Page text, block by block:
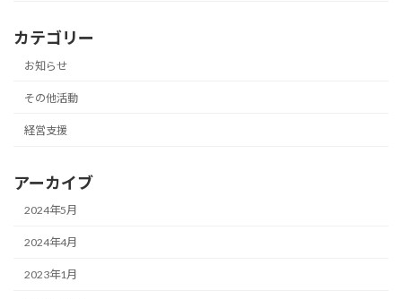
カテゴリー
お知らせ
その他活動
経営支援
アーカイブ
2024年5月
2024年4月
2023年1月